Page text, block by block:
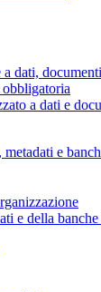
dati,
a dati e
e
e della banche